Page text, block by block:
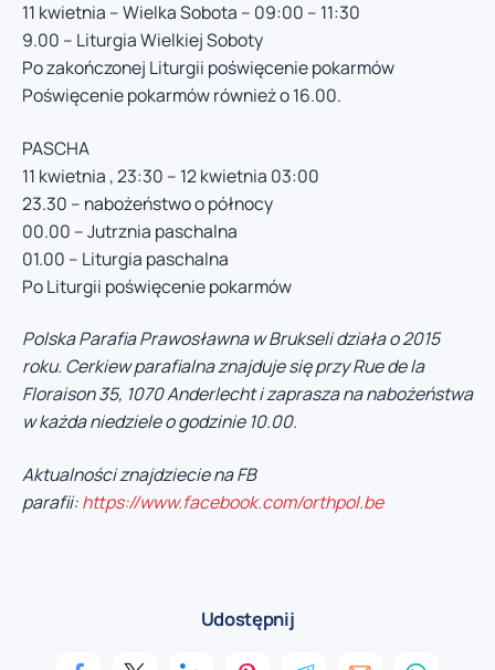
11 kwietnia – Wielka Sobota – 09:00 – 11:30
9.00 – Liturgia Wielkiej Soboty
Po zakończonej Liturgii poświęcenie pokarmów
Poświęcenie pokarmów również o 16.00.
PASCHA
11 kwietnia , 23:30 – 12 kwietnia 03:00
23.30 – nabożeństwo o północy
00.00 – Jutrznia paschalna
01.00 – Liturgia paschalna
Po Liturgii poświęcenie pokarmów
Polska Parafia Prawosławna w Brukseli działa o 2015
roku. Cerkiew parafialna znajduje się przy Rue de la
Floraison 35, 1070 Anderlecht i zaprasza na nabożeństwa
w każda niedziele o godzinie 10.00.
Aktualności znajdziecie na FB
parafii:https://www.facebook.com/orthpol.be
Udostępnij